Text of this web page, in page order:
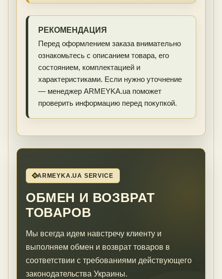
РЕКОМЕНДАЦИЯ
Перед оформлением заказа внимательно
ознакомьтесь с описанием товара, его
состоянием, комплектацией и
характеристиками. Если нужно уточнение
— менеджер ARMEYKA.ua поможет
проверить информацию перед покупкой.
ARMEYKA.UA SERVICE
ОБМЕН И ВОЗВРАТ
ТОВАРОВ
Мы всегда идем навстречу клиенту и
выполняем обмен и возврат товаров в
соответствии с требованиями действующего
законодательства Украины.